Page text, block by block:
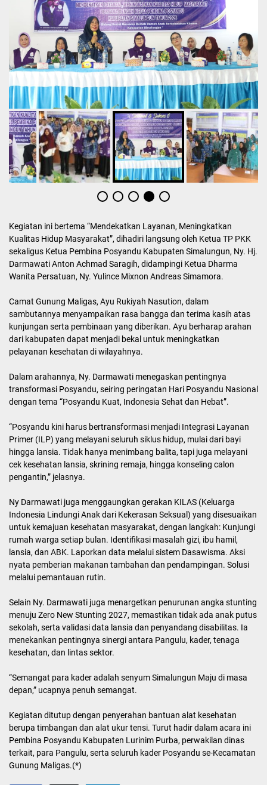
Kegiatan ini bertema “Mendekatkan Layanan, Meningkatkan
Kualitas Hidup Masyarakat”, dihadiri langsung oleh Ketua TP PKK
sekaligus Ketua Pembina Posyandu Kabupaten Simalungun, Ny. Hj.
Darmawati Anton Achmad Saragih, didampingi Ketua Dharma
Wanita Persatuan, Ny. Yulince Mixnon Andreas Simamora.
Camat Gunung Maligas, Ayu Rukiyah Nasution, dalam
sambutannya menyampaikan rasa bangga dan terima kasih atas
kunjungan serta pembinaan yang diberikan. Ayu berharap arahan
dari kabupaten dapat menjadi bekal untuk meningkatkan
pelayanan kesehatan di wilayahnya.
Dalam arahannya, Ny. Darmawati menegaskan pentingnya
transformasi Posyandu, seiring peringatan Hari Posyandu Nasional
dengan tema “Posyandu Kuat, Indonesia Sehat dan Hebat”.
“Posyandu kini harus bertransformasi menjadi Integrasi Layanan
Primer (ILP) yang melayani seluruh siklus hidup, mulai dari bayi
hingga lansia. Tidak hanya menimbang balita, tapi juga melayani
cek kesehatan lansia, skrining remaja, hingga konseling calon
pengantin,” jelasnya.
Ny Darmawati juga menggaungkan gerakan KILAS (Keluarga
Indonesia Lindungi Anak dari Kekerasan Seksual) yang disesuaikan
untuk kemajuan kesehatan masyarakat, dengan langkah: Kunjungi
rumah warga setiap bulan. Identifikasi masalah gizi, ibu hamil,
lansia, dan ABK. Laporkan data melalui sistem Dasawisma. Aksi
nyata pemberian makanan tambahan dan pendampingan. Solusi
melalui pemantauan rutin.
Selain Ny. Darmawati juga menargetkan penurunan angka stunting
menuju Zero New Stunting 2027, memastikan tidak ada anak putus
sekolah, serta validasi data lansia dan penyandang disabilitas. Ia
menekankan pentingnya sinergi antara Pangulu, kader, tenaga
kesehatan, dan lintas sektor.
“Semangat para kader adalah senyum Simalungun Maju di masa
depan,” ucapnya penuh semangat.
Kegiatan ditutup dengan penyerahan bantuan alat kesehatan
berupa timbangan dan alat ukur tensi. Turut hadir dalam acara ini
Pembina Posyandu Kabupaten Lurinim Purba, perwakilan dinas
terkait, para Pangulu, serta seluruh kader Posyandu se-Kecamatan
Gunung Maligas.(*)